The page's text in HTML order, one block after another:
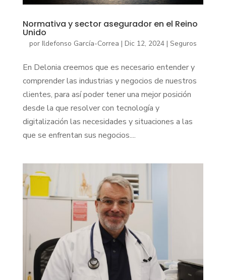
Normativa y sector asegurador en el Reino
Unido
por Ildefonso García-Correa | Dic 12, 2024| Seguros
En Delonia creemos que es necesario entender y
comprender las industrias y negocios de nuestros
clientes, para así poder tener una mejor posición
desde la que resolver con tecnología y
digitalización las necesidades y situaciones a las
que se enfrentan sus negocios....